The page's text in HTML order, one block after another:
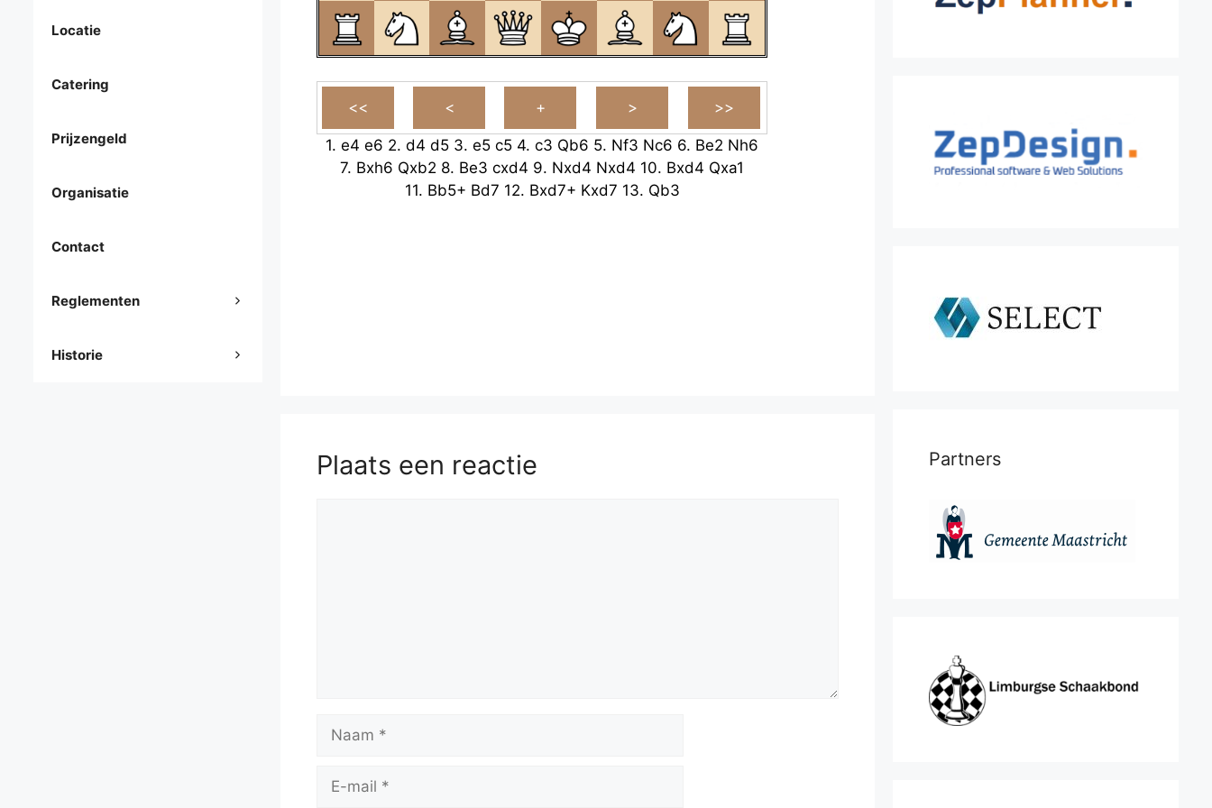
1. e4 e6 2. d4 d5 3. e5 c5 4. c3 Qb6 5. Nf3 Nc6 6. Be2 Nh6
7. Bxh6 Qxb2 8. Be3 cxd4 9. Nxd4 Nxd4 10. Bxd4 Qxa1
11. Bb5+ Bd7 12. Bxd7+ Kxd7 13. Qb3
Plaats een reactie
mail
Locatie
Catering
Prijzengeld
Organisatie
Contact
Reglementen
Historie
Partners